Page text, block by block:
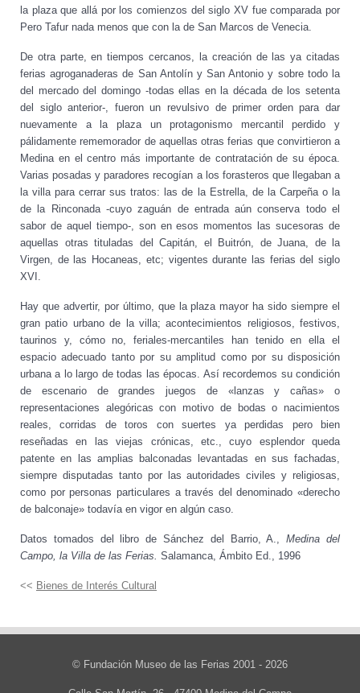
la plaza que allá por los comienzos del siglo XV fue comparada por
Pero Tafur nada menos que con la de San Marcos de Venecia.
De otra parte, en tiempos cercanos, la creación de las ya citadas
ferias agroganaderas de San Antolín y San Antonio y sobre todo la
del mercado del domingo -todas ellas en la década de los setenta
del siglo anterior-, fueron un revulsivo de primer orden para dar
nuevamente a la plaza un protagonismo mercantil perdido y
pálidamente rememorador de aquellas otras ferias que convirtieron a
Medina en el centro más importante de contratación de su época.
Varias posadas y paradores recogían a los forasteros que llegaban a
la villa para cerrar sus tratos: las de la Estrella, de la Carpeña o la
de la Rinconada -cuyo zaguán de entrada aún conserva todo el
sabor de aquel tiempo-, son en esos momentos las sucesoras de
aquellas otras tituladas del Capitán, el Buitrón, de Juana, de la
Virgen, de las Hocaneas, etc; vigentes durante las ferias del siglo
XVI.
Hay que advertir, por último, que la plaza mayor ha sido siempre el
gran patio urbano de la villa; acontecimientos religiosos, festivos,
taurinos y, cómo no, feriales-mercantiles han tenido en ella el
espacio adecuado tanto por su amplitud como por su disposición
urbana a lo largo de todas las épocas. Así recordemos su condición
de escenario de grandes juegos de «lanzas y cañas» o
representaciones alegóricas con motivo de bodas o nacimientos
reales, corridas de toros con suertes ya perdidas pero bien
reseñadas en las viejas crónicas, etc., cuyo esplendor queda
patente en las amplias balconadas levantadas en sus fachadas,
siempre disputadas tanto por las autoridades civiles y religiosas,
como por personas particulares a través del denominado «derecho
de balconaje» todavía en vigor en algún caso.
Datos tomados del libro de Sánchez del Barrio, A.,Medina del
Campo, la Villa de las Ferias. Salamanca, Ámbito Ed., 1996
<< Bienes de Interés Cultural
© Fundación Museo de las Ferias 2001 - 2026